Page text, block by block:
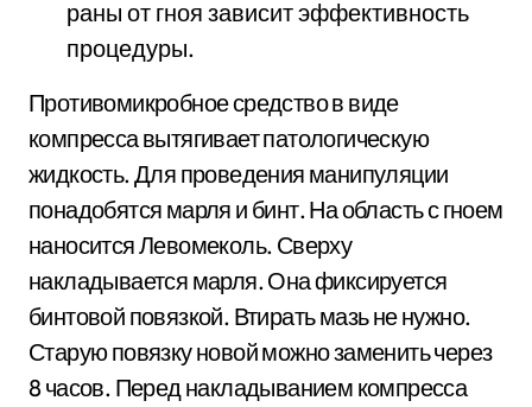
раны от гноя зависит эффективность
процедуры.
Противомикробное средство в виде
компресса вытягивает патологическую
жидкость. Для проведения манипуляции
понадобятся марля и бинт. На область с гноем
наносится Левомеколь. Сверху
накладывается марля. Она фиксируется
бинтовой повязкой. Втирать мазь не нужно.
Старую повязку новой можно заменить через
8 часов. Перед накладыванием компресса